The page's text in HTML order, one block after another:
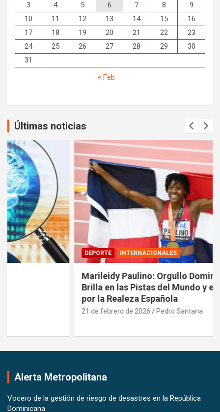
3
4 5 6 7 8
9
10
11 12 13 14 15
16
17
18 19 20 21 22
23
24
25 26 27 28 29
30
31
« Feb
Últimas noticias
DEPORTE INTERNACIONALES
Marileidy Paulino: Orgullo Dominicano que
Brilla en las Pistas del Mundo y es Reconocida
por la Realeza Española
21 de febrero de 2026 Pedro Santana
Alerta Metropolitana
Vocero de la gestión de riesgo de desastres en la República
Dominicana